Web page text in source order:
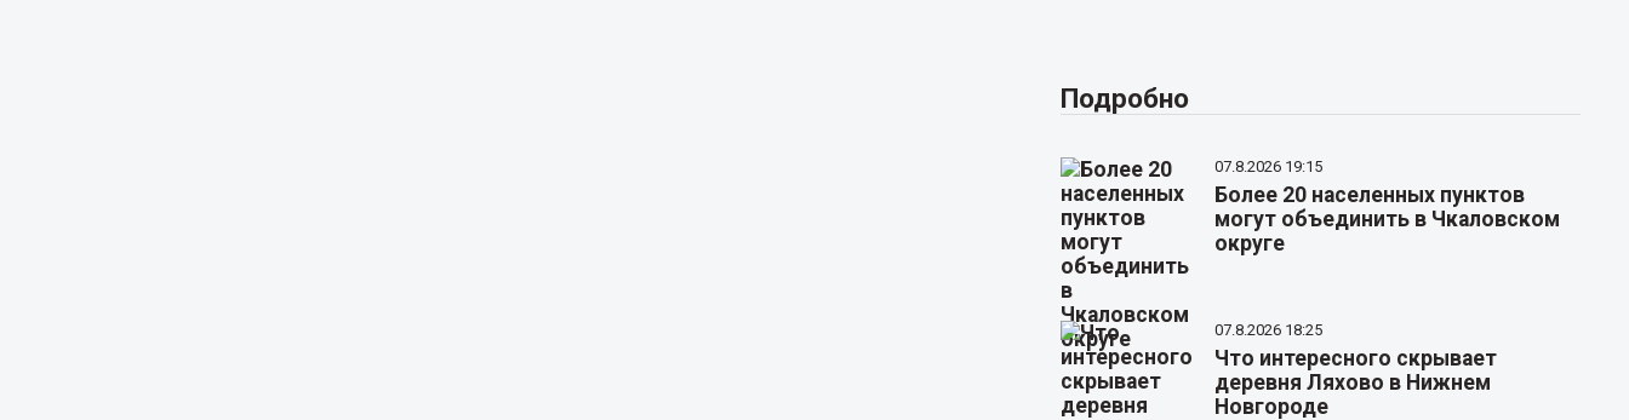
Подробно
07.8.2026 19:15
Более 20 населенных пунктов
могут объединить в Чкаловском
округе
07.8.2026 18:25
Что интересного скрывает
деревня Ляхово в Нижнем
Новгороде